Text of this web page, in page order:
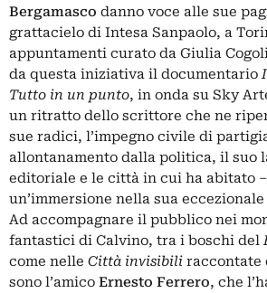
Bergamasco danno voce alle sue
grattacielo di Intesa Sanpaolo, a
appuntamenti curato da Giulia
da questa iniziativa il documentario
Tutto in un punto, in onda su Sky
un ritratto dello scrittore che ne
sue radici, l’impegno civile di
allontanamento dalla politica, il suo
editoriale e le città in cui ha abitato
un’immersione nella sua
Ad accompagnare il pubblico nei
fantastici di Calvino, tra i boschi del
come nelle Città invisibili raccontate
sono l’amico Ernesto Ferrero, che